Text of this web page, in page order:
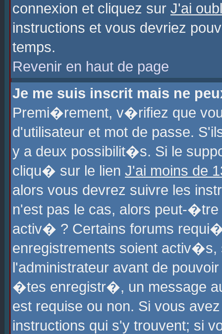
connexion et cliquez sur J'ai
instructions et vous devriez
temps.
Revenir en haut de page
Je me suis inscrit mais ne
Premi�rement, v�rifiez que
d'utilisateur et mot de passe.
y a deux possibilit�s. Si le
cliqu� sur le lien J'ai moins de
alors vous devrez suivre les
n'est pas le cas, alors peut-
activ� ? Certains forums
enregistrements soient
l'administrateur avant de
�tes enregistr�, un message
est requise ou non. Si vous
instructions qui s'y trouvent; si